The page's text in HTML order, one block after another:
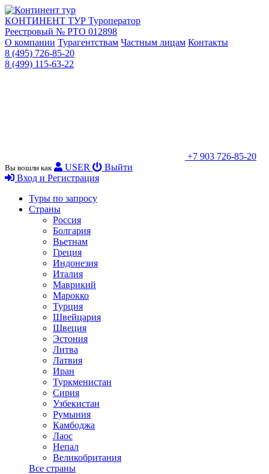
КОНТИНЕНТ ТУР Туроператор
Реестровый № РТО 012898
О компании Турагентствам Частным лицам Контакты
8 (495) 726-85-20
8 (499) 115-63-22
+7 903 726-85-20
Вы вошли как USER
Выйти
Вход и Регистрация
Туры по запросу
Страны
Россия
Болгария
Вьетнам
Греция
Индонезия
Италия
Маврикий
Марокко
Турция
Швейцария
Швеция
Эстония
Литва
Латвия
Иран
Туркменистан
Сирия
Узбекистан
Румыния
Камбоджа
Лаос
Непал
Великобритания
Все страны